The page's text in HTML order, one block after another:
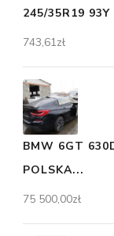
245/35R19 93Y
743,61zł
BMW 6GT
POLSKA...
75 500,00zł